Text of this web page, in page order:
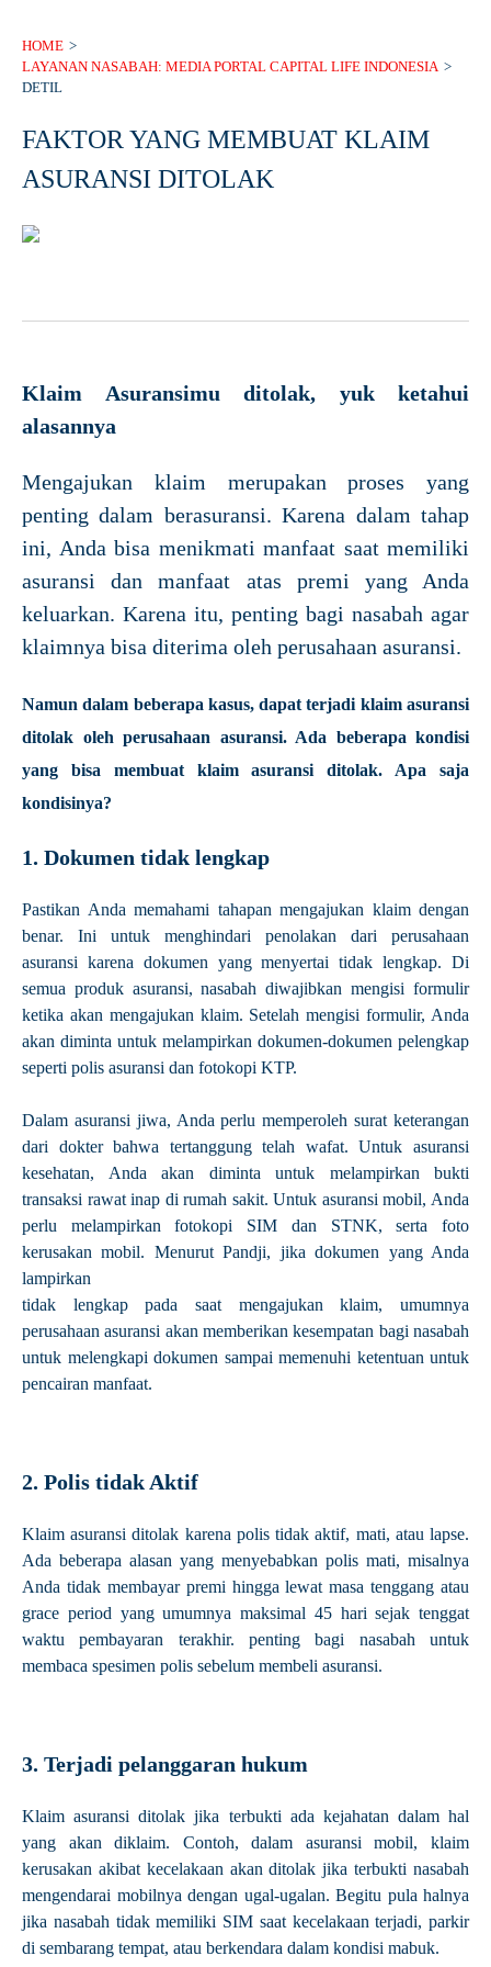
HOME >
LAYANAN NASABAH: MEDIA PORTAL CAPITAL LIFE INDONESIA >
DETIL
FAKTOR YANG MEMBUAT KLAIM
ASURANSI DITOLAK
Klaim Asuransimu ditolak, yuk ketahui
alasannya
Mengajukan klaim merupakan proses yang
penting dalam berasuransi. Karena dalam tahap
ini, Anda bisa menikmati manfaat saat memiliki
asuransi dan manfaat atas premi yang Anda
keluarkan. Karena itu, penting bagi nasabah agar
klaimnya bisa diterima oleh perusahaan asuransi.
Namun dalam beberapa kasus, dapat terjadi klaim asuransi
ditolak oleh perusahaan asuransi. Ada beberapa kondisi
yang bisa membuat klaim asuransi ditolak. Apa saja
kondisinya?
1. Dokumen tidak lengkap
Pastikan Anda memahami tahapan mengajukan klaim dengan
benar. Ini untuk menghindari penolakan dari perusahaan
asuransi karena dokumen yang menyertai tidak lengkap. Di
semua produk asuransi, nasabah diwajibkan mengisi formulir
ketika akan mengajukan klaim. Setelah mengisi formulir, Anda
akan diminta untuk melampirkan dokumen-dokumen pelengkap
seperti polis asuransi dan fotokopi KTP.
Dalam asuransi jiwa, Anda perlu memperoleh surat keterangan
dari dokter bahwa tertanggung telah wafat. Untuk asuransi
kesehatan, Anda akan diminta untuk melampirkan bukti
transaksi rawat inap di rumah sakit. Untuk asuransi mobil, Anda
perlu melampirkan fotokopi SIM dan STNK, serta foto
kerusakan mobil. Menurut Pandji, jika dokumen yang Anda
lampirkan
tidak lengkap pada saat mengajukan klaim, umumnya
perusahaan asuransi akan memberikan kesempatan bagi nasabah
untuk melengkapi dokumen sampai memenuhi ketentuan untuk
pencairan manfaat.
2. Polis tidak Aktif
Klaim asuransi ditolak karena polis tidak aktif, mati, atau lapse.
Ada beberapa alasan yang menyebabkan polis mati, misalnya
Anda tidak membayar premi hingga lewat masa tenggang atau
grace period yang umumnya maksimal 45 hari sejak tenggat
waktu pembayaran terakhir. penting bagi nasabah untuk
membaca spesimen polis sebelum membeli asuransi.
3. Terjadi pelanggaran hukum
Klaim asuransi ditolak jika terbukti ada kejahatan dalam hal
yang akan diklaim. Contoh, dalam asuransi mobil, klaim
kerusakan akibat kecelakaan akan ditolak jika terbukti nasabah
mengendarai mobilnya dengan ugal-ugalan. Begitu pula halnya
jika nasabah tidak memiliki SIM saat kecelakaan terjadi, parkir
di sembarang tempat, atau berkendara dalam kondisi mabuk.